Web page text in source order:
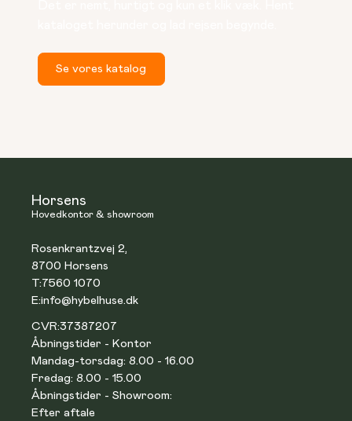
Se vores katalog
Horsens
Hovedkontor & showroom
Rosenkrantzvej 2,
8700 Horsens
T:7560 1070
E:info@hybelhuse.dk
CVR:37387207
Åbningstider - Kontor
Mandag-torsdag: 8.00 - 16.00
Fredag: 8.00 - 15.00
Åbningstider - Showroom:
Efter aftale